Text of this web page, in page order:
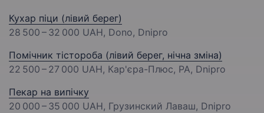
Кухар піци (лівий берег)
28 500 – 32 000 UAH, Dono, Dnipro
Помічник тістороба (лівий берег, нічна зміна)
22 500 – 27 000 UAH, Кар'єра-Плюс, РА, Dnipro
Пекар на випічку
20 000 – 35 000 UAH, Грузинский Лаваш, Dnipro